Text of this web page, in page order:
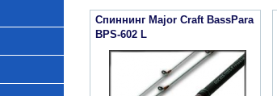
Спиннинг Major Craft BassPara
BPS-602 L